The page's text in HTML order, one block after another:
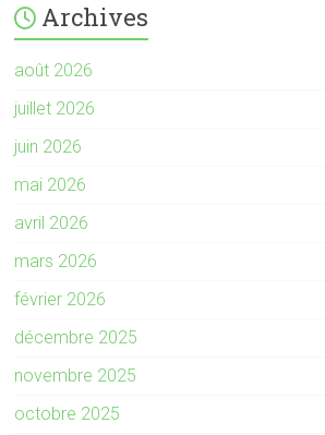
Archives
août 2026
juillet 2026
juin 2026
mai 2026
avril 2026
mars 2026
février 2026
décembre 2025
novembre 2025
octobre 2025